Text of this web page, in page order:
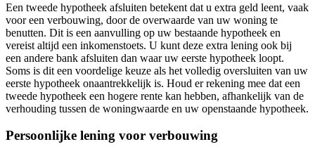
Een tweede hypotheek afsluiten betekent dat u extra geld leent, vaak
voor een verbouwing, door de overwaarde van uw woning te
benutten. Dit is een aanvulling op uw bestaande hypotheek en
vereist altijd een inkomenstoets. U kunt deze extra lening ook bij
een andere bank afsluiten dan waar uw eerste hypotheek loopt.
Soms is dit een voordelige keuze als het volledig oversluiten van uw
eerste hypotheek onaantrekkelijk is. Houd er rekening mee dat een
tweede hypotheek een hogere rente kan hebben, afhankelijk van de
verhouding tussen de woningwaarde en uw openstaande hypotheek.
Persoonlijke lening voor verbouwing